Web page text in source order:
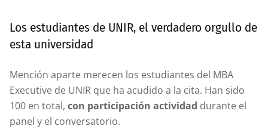
Los estudiantes de UNIR, el verdadero orgullo de
esta universidad
Mención aparte merecen los estudiantes del MBA
Executive de UNIR que ha acudido a la cita. Han sido
100 en total, con participación actividad durante el
panel y el conversatorio.